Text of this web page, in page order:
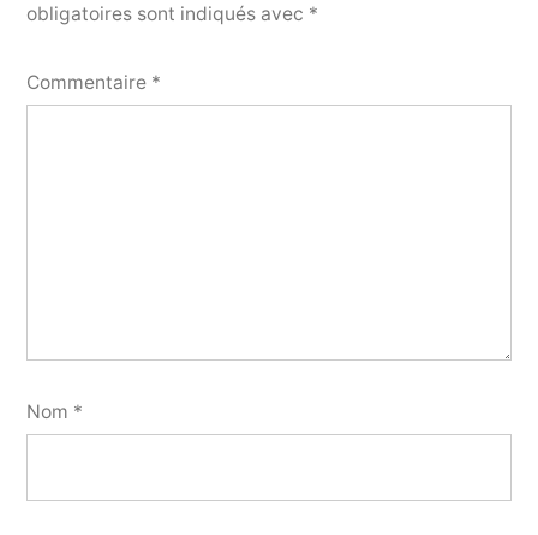
obligatoires sont indiqués avec *
Commentaire *
Nom *